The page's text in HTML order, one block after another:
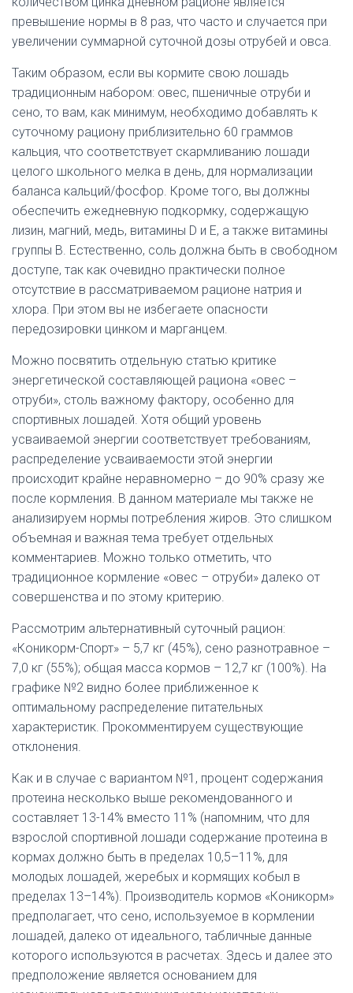
превышение нормы в 8 раз, что часто и случается при
увеличении суммарной суточной дозы отрубей и овса.
Таким образом, если вы кормите свою лошадь
традиционным набором: овес, пшеничные отруби и
сено, то вам, как минимум, необходимо добавлять к
суточному рациону приблизительно 60 граммов
кальция, что соответствует скармливанию лошади
целого школьного мелка в день, для нормализации
баланса кальций/фосфор. Кроме того, вы должны
обеспечить ежедневную подкормку, содержащую
лизин, магний, медь, витамины D и E, а также витамины
группы В. Естественно, соль должна быть в свободном
доступе, так как очевидно практически полное
отсутствие в рассматриваемом рационе натрия и
хлора. При этом вы не избегаете опасности
передозировки цинком и марганцем.
Можно посвятить отдельную статью критике
энергетической составляющей рациона «овес –
отруби», столь важному фактору, особенно для
спортивных лошадей. Хотя общий уровень
усваиваемой энергии соответствует требованиям,
распределение усваиваемости этой энергии
происходит крайне неравномерно – до 90% сразу же
после кормления. В данном материале мы также не
анализируем нормы потребления жиров. Это слишком
объемная и важная тема требует отдельных
комментариев. Можно только отметить, что
традиционное кормление «овес – отруби» далеко от
совершенства и по этому критерию.
Рассмотрим альтернативный суточный рацион:
«Коникорм-Спорт» – 5,7 кг (45%), сено разнотравное –
7,0 кг (55%); общая масса кормов – 12,7 кг (100%). На
графике №2 видно более приближенное к
оптимальному распределение питательных
характеристик. Прокомментируем существующие
отклонения.
Как и в случае с вариантом №1, процент содержания
протеина несколько выше рекомендованного и
составляет 13-14% вместо 11% (напомним, что для
взрослой спортивной лошади содержание протеина в
кормах должно быть в пределах 10,5–11%, для
молодых лошадей, жеребых и кормящих кобыл в
пределах 13–14%). Производитель кормов «Коникорм»
предполагает, что сено, используемое в кормлении
лошадей, далеко от идеального, табличные данные
которого используются в расчетах. Здесь и далее это
предположение является основанием для